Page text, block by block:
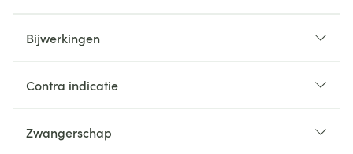
solide tumoren en hun metastasen. Voornamelijk:
Bijwerkingen
Contra indicatie
Zwangerschap